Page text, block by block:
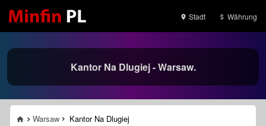
Stadt Währung
Kantor Na Dlugiej - Warsaw.
Warsaw Kantor Na Dlugiej